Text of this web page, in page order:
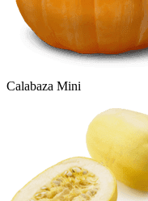
Calabaza Mini